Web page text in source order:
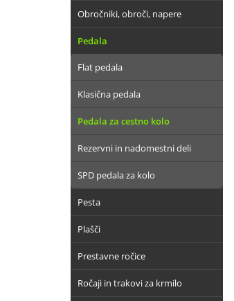
Obročniki, obroči, napere
Pedala
Flat pedala
Klasična pedala
Pedala za cestno kolo
Rezervni in nadomestni deli
SPD pedala za kolo
Pesta
Plašči
Prestavne ročice
Ročaji in trakovi za krmilo